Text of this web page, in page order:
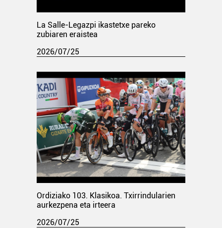
La Salle-Legazpi ikastetxe pareko
zubiaren eraistea
2026/07/25
Ordiziako 103. Klasikoa. Txirrindularien
aurkezpena eta irteera
2026/07/25